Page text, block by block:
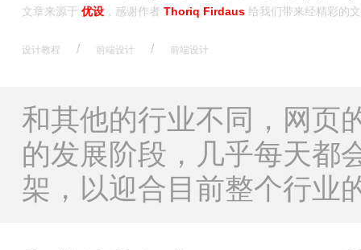
文章来源于 优设 ，感谢作者 Thoriq Firdaus 给我们带来经精彩的
设计教程 / 前端设计 / 前端设计
和其他的行业不同，网页
的发展阶段，几乎每天都
架，以迎合目前整个行业